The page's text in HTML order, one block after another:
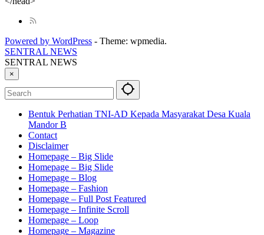
Powered by WordPress - Theme: wpmedia.
SENTRAL NEWS
SENTRAL NEWS
×
Bentuk Perhatian TNI-AD Kepada Masyarakat Desa Kuala
Mandor B
Contact
Disclaimer
Homepage – Big Slide
Homepage – Big Slide
Homepage – Blog
Homepage – Fashion
Homepage – Full Post Featured
Homepage – Infinite Scroll
Homepage – Loop
Homepage – Magazine